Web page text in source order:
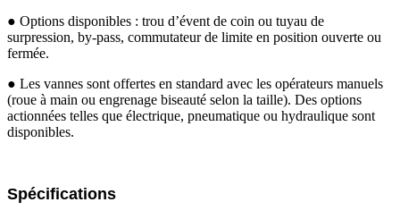
● Options disponibles : trou d’évent de coin ou tuyau de
surpression, by-pass, commutateur de limite en position ouverte ou
fermée.
● Les vannes sont offertes en standard avec les opérateurs manuels
(roue à main ou engrenage biseauté selon la taille). Des options
actionnées telles que électrique, pneumatique ou hydraulique sont
disponibles.
Spécifications